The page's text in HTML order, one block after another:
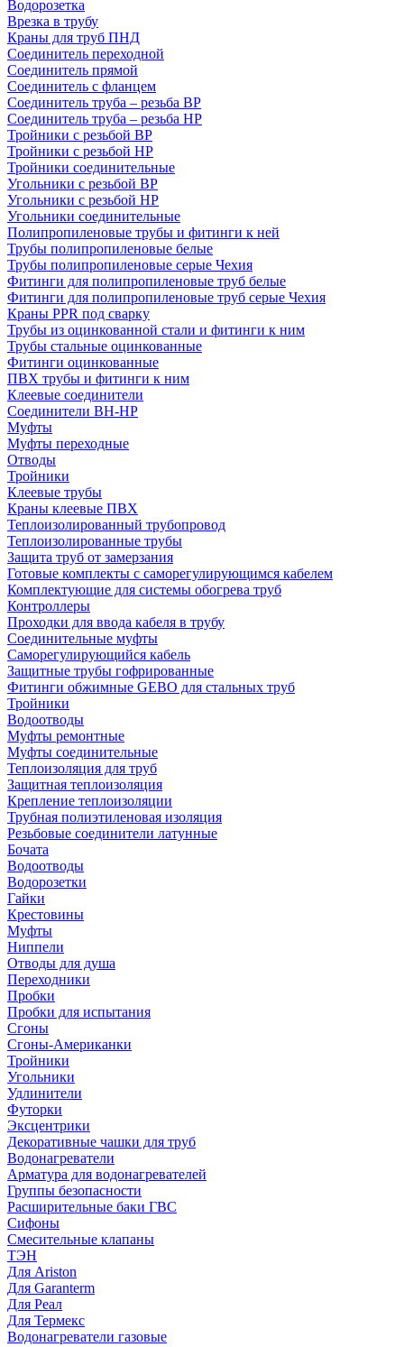
Водорозетка
Врезка в трубу
Краны для труб ПНД
Соединитель переходной
Соединитель прямой
Соединитель с фланцем
Соединитель труба – резьба ВР
Соединитель труба – резьба НР
Тройники с резьбой ВР
Тройники с резьбой НР
Тройники соединительные
Угольники с резьбой ВР
Угольники с резьбой НР
Угольники соединительные
Полипропиленовые трубы и фитинги к ней
Трубы полипропиленовые белые
Трубы полипропиленовые серые Чехия
Фитинги для полипропиленовые труб белые
Фитинги для полипропиленовые труб серые Чехия
Краны PPR под сварку
Трубы из оцинкованной стали и фитинги к ним
Трубы стальные оцинкованные
Фитинги оцинкованные
ПВХ трубы и фитинги к ним
Клеевые соединители
Соединители ВН-НР
Муфты
Муфты переходные
Отводы
Тройники
Клеевые трубы
Краны клеевые ПВХ
Теплоизолированный трубопровод
Теплоизолированные трубы
Защита труб от замерзания
Готовые комплекты с саморегулирующимся кабелем
Комплектующие для системы обогрева труб
Контроллеры
Проходки для ввода кабеля в трубу
Соединительные муфты
Саморегулирующийся кабель
Защитные трубы гофрированные
Фитинги обжимные GEBO для стальных труб
Тройники
Водоотводы
Муфты ремонтные
Муфты соединительные
Теплоизоляция для труб
Защитная теплоизоляция
Крепление теплоизоляции
Трубная полиэтиленовая изоляция
Резьбовые соединители латунные
Бочата
Водоотводы
Водорозетки
Гайки
Крестовины
Муфты
Ниппели
Отводы для душа
Переходники
Пробки
Пробки для испытания
Сгоны
Сгоны-Американки
Тройники
Угольники
Удлинители
Футорки
Эксцентрики
Декоративные чашки для труб
Водонагреватели
Арматура для водонагревателей
Группы безопасности
Расширительные баки ГВС
Сифоны
Смесительные клапаны
ТЭН
Для Ariston
Для Garanterm
Для Реал
Для Термекс
Водонагреватели газовые